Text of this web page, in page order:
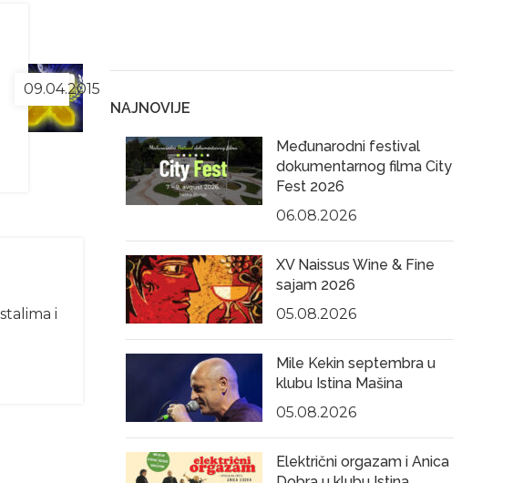
09.04.2015
i
NAJNOVIJE
Međunarodni festival
dokumentarnog filma City
Fest 2026
06.08.2026
XV Naissus Wine & Fine
sajam 2026
05.08.2026
Mile Kekin septembra u
klubu Istina Mašina
05.08.2026
Električni orgazam i Anica